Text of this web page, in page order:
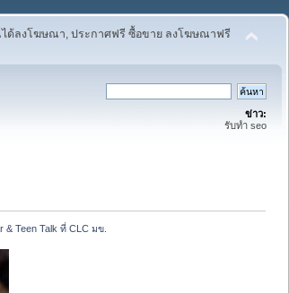
ได้ลงโฆษณา, ประกาศฟรี ซื้อขาย ลงโฆษณาฟรี
ข่าว:
รับทำ seo
Teen Talk ที่ CLC มข.